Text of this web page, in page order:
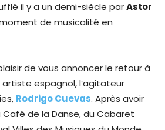
il y a un demi-siècle parAstor
de musicalité en
de vous annoncer le retour à
artiste espagnol, l’agitateur
Rodrigo Cuevas. Après avoir
de la Danse, du Cabaret